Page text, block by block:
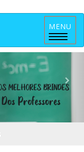
MENU
Menu